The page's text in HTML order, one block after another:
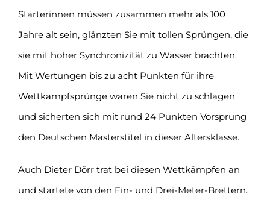
Starterinnen müssen zusammen mehr als 100
Jahre alt sein, glänzten Sie mit tollen Sprüngen, die
sie mit hoher Synchronizität zu Wasser brachten.
Mit Wertungen bis zu acht Punkten für ihre
Wettkampfsprünge waren Sie nicht zu schlagen
und sicherten sich mit rund 24 Punkten Vorsprung
den Deutschen Masterstitel in dieser Altersklasse.
Auch Dieter Dörr trat bei diesen Wettkämpfen an
und startete von den Ein- und Drei-Meter-Brettern.